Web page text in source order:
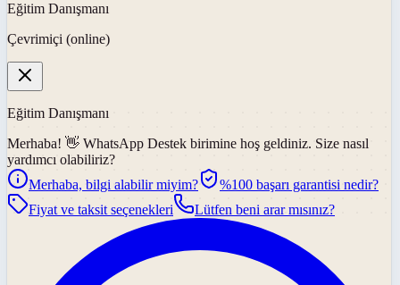
Eğitim Danışmanı
Çevrimiçi (online)
Eğitim Danışmanı
Merhaba! 👋 WhatsApp Destek birimine hoş geldiniz. Size nasıl
yardımcı olabiliriz?
Merhaba, bilgi alabilir miyim?
%100 başarı garantisi nedir?
Fiyat ve taksit seçenekleri
Lütfen beni arar mısınız?